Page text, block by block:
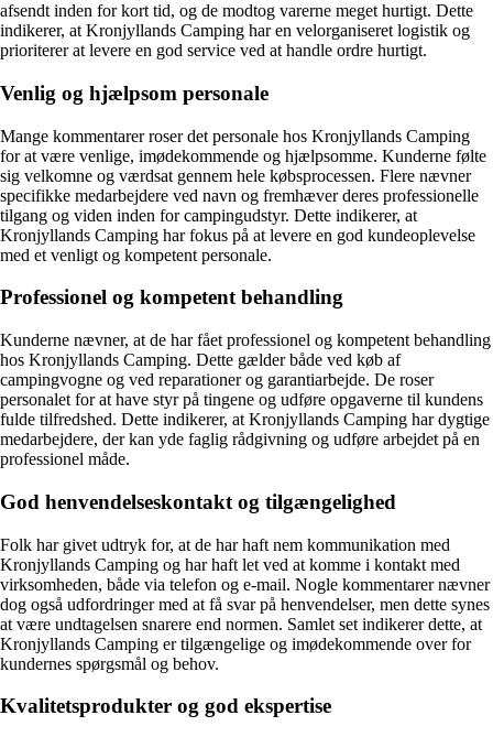
afsendt inden for kort tid, og de modtog varerne meget hurtigt. Dette
indikerer, at Kronjyllands Camping har en velorganiseret logistik og
prioriterer at levere en god service ved at handle ordre hurtigt.
Venlig og hjælpsom personale
Mange kommentarer roser det personale hos Kronjyllands Camping
for at være venlige, imødekommende og hjælpsomme. Kunderne følte
sig velkomne og værdsat gennem hele købsprocessen. Flere nævner
specifikke medarbejdere ved navn og fremhæver deres professionelle
tilgang og viden inden for campingudstyr. Dette indikerer, at
Kronjyllands Camping har fokus på at levere en god kundeoplevelse
med et venligt og kompetent personale.
Professionel og kompetent behandling
Kunderne nævner, at de har fået professionel og kompetent behandling
hos Kronjyllands Camping. Dette gælder både ved køb af
campingvogne og ved reparationer og garantiarbejde. De roser
personalet for at have styr på tingene og udføre opgaverne til kundens
fulde tilfredshed. Dette indikerer, at Kronjyllands Camping har dygtige
medarbejdere, der kan yde faglig rådgivning og udføre arbejdet på en
professionel måde.
God henvendelseskontakt og tilgængelighed
Folk har givet udtryk for, at de har haft nem kommunikation med
Kronjyllands Camping og har haft let ved at komme i kontakt med
virksomheden, både via telefon og e-mail. Nogle kommentarer nævner
dog også udfordringer med at få svar på henvendelser, men dette synes
at være undtagelsen snarere end normen. Samlet set indikerer dette, at
Kronjyllands Camping er tilgængelige og imødekommende over for
kundernes spørgsmål og behov.
Kvalitetsprodukter og god ekspertise